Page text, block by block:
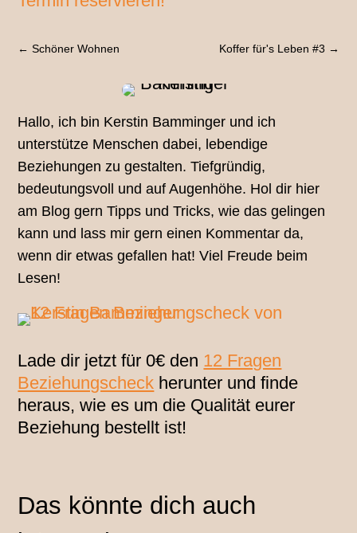
←Schöner Wohnen Koffer für's Leben #3 →
Hallo, ich bin Kerstin Bamminger und ich
unterstütze Menschen dabei, lebendige
Beziehungen zu gestalten. Tiefgründig,
bedeutungsvoll und auf Augenhöhe. Hol dir hier
am Blog gern Tipps und Tricks, wie das gelingen
kann und lass mir gern einen Kommentar da,
wenn dir etwas gefallen hat! Viel Freude beim
Lesen!
Lade dir jetzt für 0€ den 12 Fragen
Beziehungscheck herunter und finde
heraus, wie es um die Qualität eurer
Beziehung bestellt ist!
Das könnte dich auch